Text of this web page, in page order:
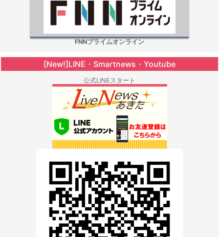
FNNプライムオンライン
[New!]LINE・Smartnews・Youtube
公式LINEスタート